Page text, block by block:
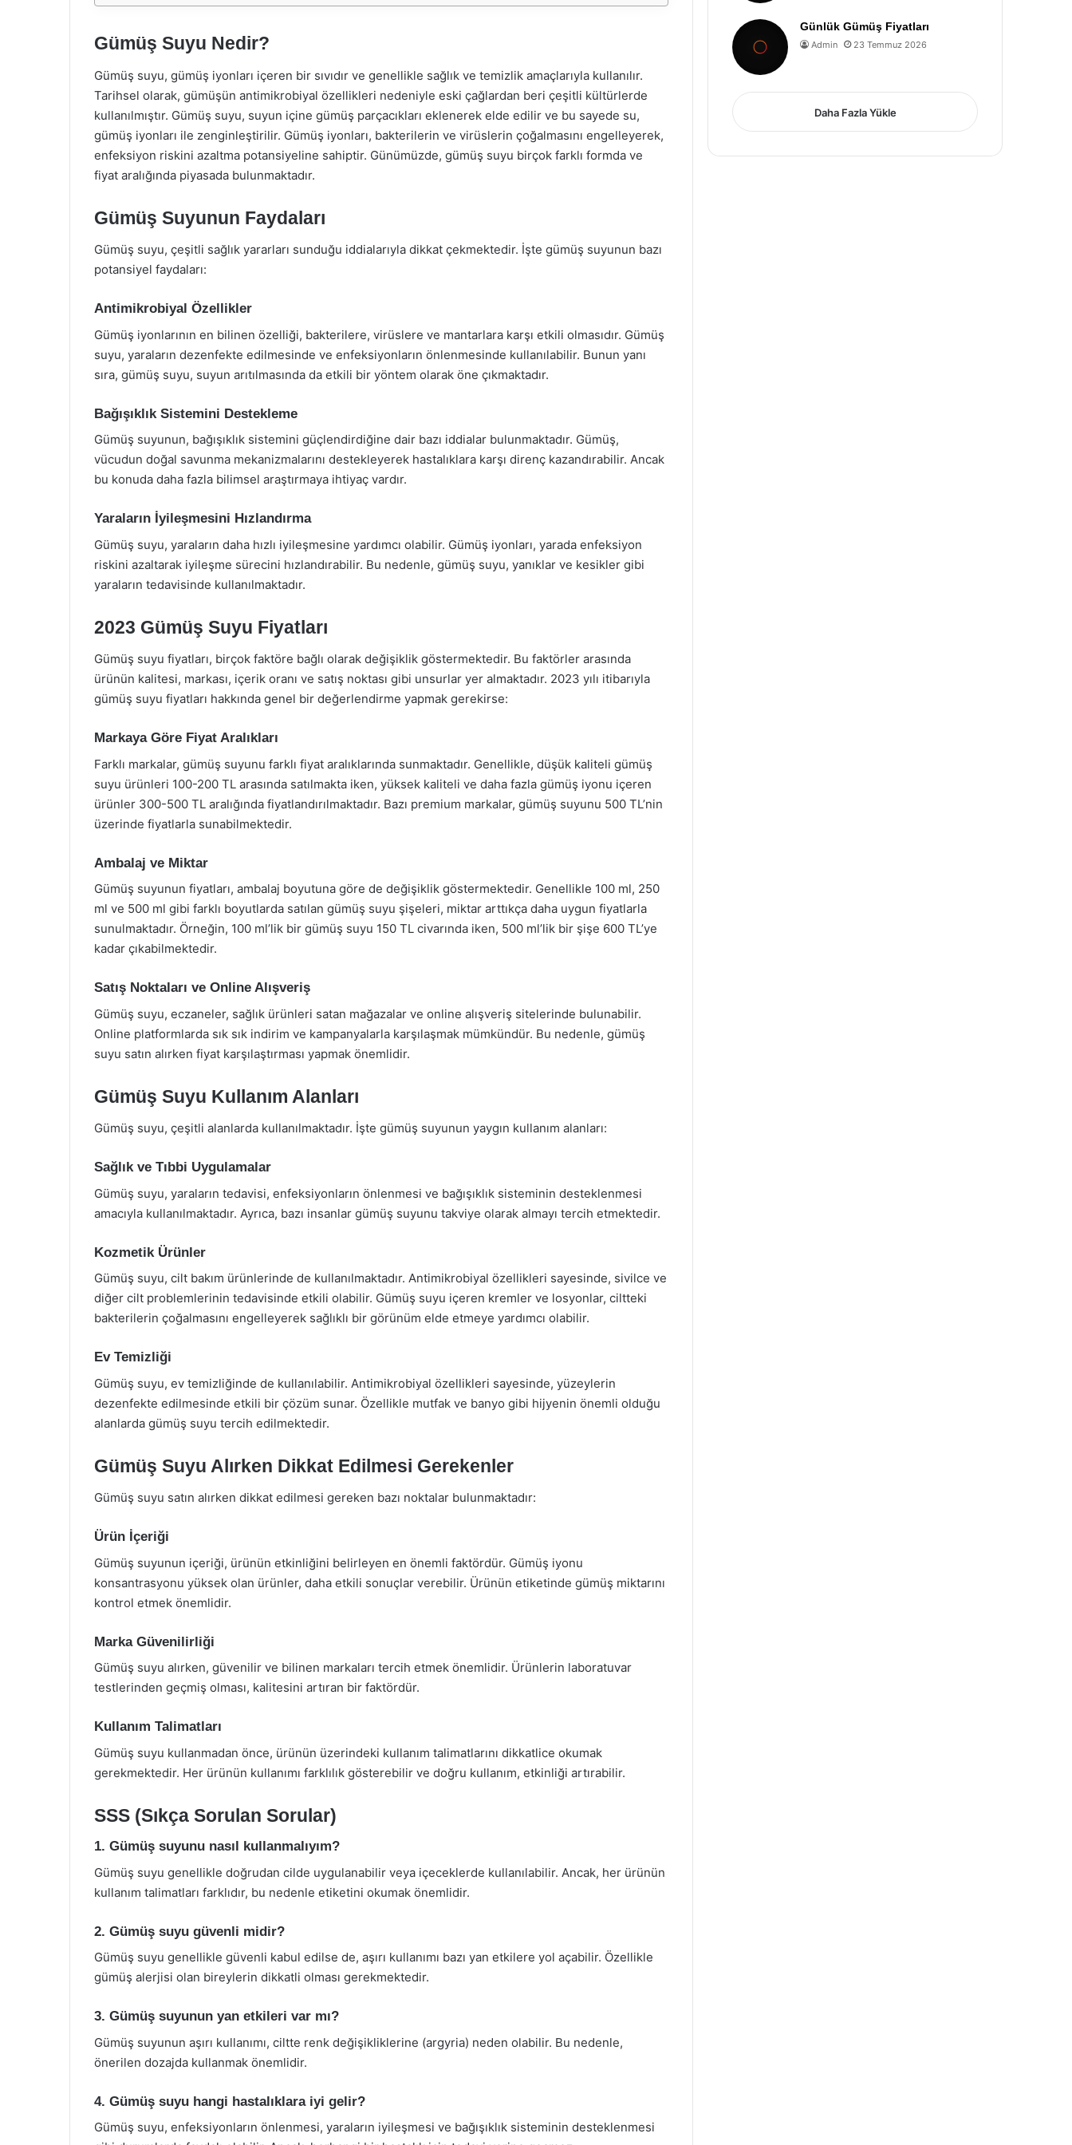
Gümüş Suyu Nedir?
Gümüş suyu, gümüş iyonları içeren bir sıvıdır ve genellikle sağlık ve temizlik amaçlarıyla kullanılır.
Tarihsel olarak, gümüşün antimikrobiyal özellikleri nedeniyle eski çağlardan beri çeşitli kültürlerde
kullanılmıştır. Gümüş suyu, suyun içine gümüş parçacıkları eklenerek elde edilir ve bu sayede su,
gümüş iyonları ile zenginleştirilir. Gümüş iyonları, bakterilerin ve virüslerin çoğalmasını engelleyerek,
enfeksiyon riskini azaltma potansiyeline sahiptir. Günümüzde, gümüş suyu birçok farklı formda ve
fiyat aralığında piyasada bulunmaktadır.
Gümüş Suyunun Faydaları
Gümüş suyu, çeşitli sağlık yararları sunduğu iddialarıyla dikkat çekmektedir. İşte gümüş suyunun bazı
potansiyel faydaları:
Antimikrobiyal Özellikler
Gümüş iyonlarının en bilinen özelliği, bakterilere, virüslere ve mantarlara karşı etkili olmasıdır. Gümüş
suyu, yaraların dezenfekte edilmesinde ve enfeksiyonların önlenmesinde kullanılabilir. Bunun yanı
sıra, gümüş suyu, suyun arıtılmasında da etkili bir yöntem olarak öne çıkmaktadır.
Bağışıklık Sistemini Destekleme
Gümüş suyunun, bağışıklık sistemini güçlendirdiğine dair bazı iddialar bulunmaktadır. Gümüş,
vücudun doğal savunma mekanizmalarını destekleyerek hastalıklara karşı direnç kazandırabilir. Ancak
bu konuda daha fazla bilimsel araştırmaya ihtiyaç vardır.
Yaraların İyileşmesini Hızlandırma
Gümüş suyu, yaraların daha hızlı iyileşmesine yardımcı olabilir. Gümüş iyonları, yarada enfeksiyon
riskini azaltarak iyileşme sürecini hızlandırabilir. Bu nedenle, gümüş suyu, yanıklar ve kesikler gibi
yaraların tedavisinde kullanılmaktadır.
2023 Gümüş Suyu Fiyatları
Gümüş suyu fiyatları, birçok faktöre bağlı olarak değişiklik göstermektedir. Bu faktörler arasında
ürünün kalitesi, markası, içerik oranı ve satış noktası gibi unsurlar yer almaktadır. 2023 yılı itibarıyla
gümüş suyu fiyatları hakkında genel bir değerlendirme yapmak gerekirse:
Markaya Göre Fiyat Aralıkları
Farklı markalar, gümüş suyunu farklı fiyat aralıklarında sunmaktadır. Genellikle, düşük kaliteli gümüş
suyu ürünleri 100-200 TL arasında satılmakta iken, yüksek kaliteli ve daha fazla gümüş iyonu içeren
ürünler 300-500 TL aralığında fiyatlandırılmaktadır. Bazı premium markalar, gümüş suyunu 500 TL’nin
üzerinde fiyatlarla sunabilmektedir.
Ambalaj ve Miktar
Gümüş suyunun fiyatları, ambalaj boyutuna göre de değişiklik göstermektedir. Genellikle 100 ml, 250
ml ve 500 ml gibi farklı boyutlarda satılan gümüş suyu şişeleri, miktar arttıkça daha uygun fiyatlarla
sunulmaktadır. Örneğin, 100 ml’lik bir gümüş suyu 150 TL civarında iken, 500 ml’lik bir şişe 600 TL’ye
kadar çıkabilmektedir.
Satış Noktaları ve Online Alışveriş
Gümüş suyu, eczaneler, sağlık ürünleri satan mağazalar ve online alışveriş sitelerinde bulunabilir.
Online platformlarda sık sık indirim ve kampanyalarla karşılaşmak mümkündür. Bu nedenle, gümüş
suyu satın alırken fiyat karşılaştırması yapmak önemlidir.
Gümüş Suyu Kullanım Alanları
Gümüş suyu, çeşitli alanlarda kullanılmaktadır. İşte gümüş suyunun yaygın kullanım alanları:
Sağlık ve Tıbbi Uygulamalar
Gümüş suyu, yaraların tedavisi, enfeksiyonların önlenmesi ve bağışıklık sisteminin desteklenmesi
amacıyla kullanılmaktadır. Ayrıca, bazı insanlar gümüş suyunu takviye olarak almayı tercih etmektedir.
Kozmetik Ürünler
Gümüş suyu, cilt bakım ürünlerinde de kullanılmaktadır. Antimikrobiyal özellikleri sayesinde, sivilce ve
diğer cilt problemlerinin tedavisinde etkili olabilir. Gümüş suyu içeren kremler ve losyonlar, ciltteki
bakterilerin çoğalmasını engelleyerek sağlıklı bir görünüm elde etmeye yardımcı olabilir.
Ev Temizliği
Gümüş suyu, ev temizliğinde de kullanılabilir. Antimikrobiyal özellikleri sayesinde, yüzeylerin
dezenfekte edilmesinde etkili bir çözüm sunar. Özellikle mutfak ve banyo gibi hijyenin önemli olduğu
alanlarda gümüş suyu tercih edilmektedir.
Gümüş Suyu Alırken Dikkat Edilmesi Gerekenler
Gümüş suyu satın alırken dikkat edilmesi gereken bazı noktalar bulunmaktadır:
Ürün İçeriği
Gümüş suyunun içeriği, ürünün etkinliğini belirleyen en önemli faktördür. Gümüş iyonu
konsantrasyonu yüksek olan ürünler, daha etkili sonuçlar verebilir. Ürünün etiketinde gümüş miktarını
kontrol etmek önemlidir.
Marka Güvenilirliği
Gümüş suyu alırken, güvenilir ve bilinen markaları tercih etmek önemlidir. Ürünlerin laboratuvar
testlerinden geçmiş olması, kalitesini artıran bir faktördür.
Kullanım Talimatları
Gümüş suyu kullanmadan önce, ürünün üzerindeki kullanım talimatlarını dikkatlice okumak
gerekmektedir. Her ürünün kullanımı farklılık gösterebilir ve doğru kullanım, etkinliği artırabilir.
SSS (Sıkça Sorulan Sorular)
1. Gümüş suyunu nasıl kullanmalıyım?
Gümüş suyu genellikle doğrudan cilde uygulanabilir veya içeceklerde kullanılabilir. Ancak, her ürünün
kullanım talimatları farklıdır, bu nedenle etiketini okumak önemlidir.
2. Gümüş suyu güvenli midir?
Gümüş suyu genellikle güvenli kabul edilse de, aşırı kullanımı bazı yan etkilere yol açabilir. Özellikle
gümüş alerjisi olan bireylerin dikkatli olması gerekmektedir.
3. Gümüş suyunun yan etkileri var mı?
Gümüş suyunun aşırı kullanımı, ciltte renk değişikliklerine (argyria) neden olabilir. Bu nedenle,
önerilen dozajda kullanmak önemlidir.
4. Gümüş suyu hangi hastalıklara iyi gelir?
Gümüş suyu, enfeksiyonların önlenmesi, yaraların iyileşmesi ve bağışıklık sisteminin desteklenmesi
Günlük Gümüş Fiyatları
Admin 23 Temmuz 2026
Daha Fazla Yükle